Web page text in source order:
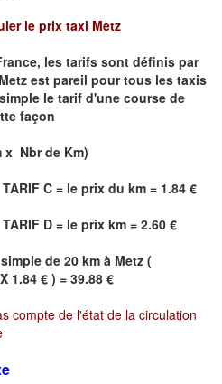
le prix taxi Metz
les tarifs sont définis par
Metz est pareil pour tous les taxis
le tarif d'une course de
façon
x Nbr de Km)
C = le prix du km = 1.84 €
D = le prix km = 2.60 €
de 20 km à Metz (
1.84 € ) = 39.88 €
compte de l'état de la circulation